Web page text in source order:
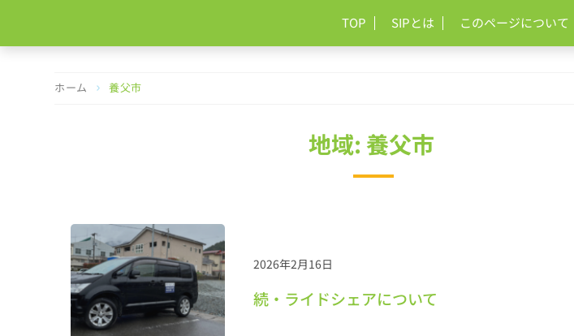
TOP SIPとは このページについて
ホーム 養父市
地域: 養父市
2026年2月16日
続・ライドシェアについて